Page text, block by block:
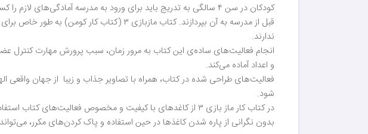
کودکان در سن ۴ سالگی به تدریج باید برای ورود به مدرسه
قبل از مدرسه به آن بپردازند. کتاب مازبازی ۳
ندارند.
انجام فعالیت‌های ساده‌ی این کتاب به مرور زمان، سبب پرورش مهارت
و اعداد آماده می‌کند.
فعالیت‌های طراحی شده در کتاب، همراه با تصاویر جذاب و زیبا از جهان
شود.
در کتاب کار ماز بازی ۳ از کاغدهای با کیفیت و مخصوص
بدون نگرانی از پاره شدن کاغذها در حین استفاده و پاک کردن‌های مکرر،